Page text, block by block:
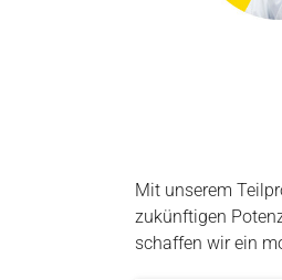
Mit unserem
zukünftigen
schaffen wir ein